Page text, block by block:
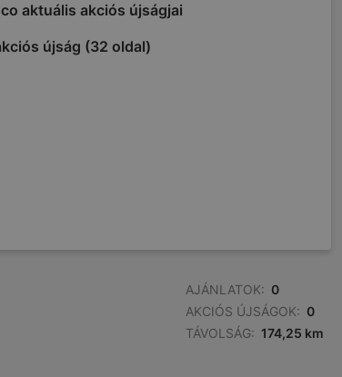
aktuális akciós újságjai
újság (32 oldal)
AJÁNLATOK: 0
AKCIÓS ÚJSÁGOK: 0
TÁVOLSÁG: 174,25 km